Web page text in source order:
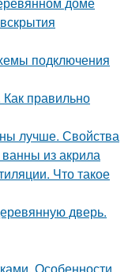
подключения
Как правильно
лучше. Свойства
ванны из акрила
Что такое
дверь.